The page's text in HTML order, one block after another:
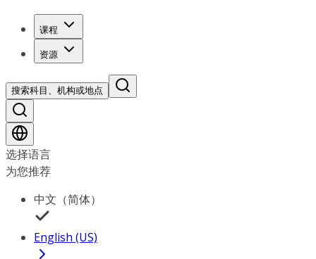
课程
资源
搜索科目、机构或地点
选择语言
为您推荐
中文（简体）
English (US)